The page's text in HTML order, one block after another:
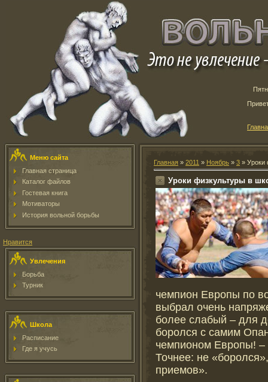
Меню сайта
Главная страница
Каталог файлов
Гостевая книга
Мотиваторы
История вольной борьбы
Нравится
Увлечения
Борьба
Турник
Школа
Расписание
Где я учусь
Главная » 2011 » Ноябрь » 3 » Уроки
Уроки физкультуры в
чемпион Европы по
выбрал очень
более слабый – для
боролся с самим
чемпионом Европы! –
Точнее: не
приемов».